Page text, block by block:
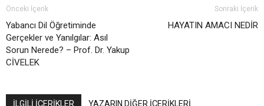
Önceki İçerik
Yabancı Dil Öğretiminde
Gerçekler ve ‎Yanılgılar: Asıl
Sorun Nerede?‎ – Prof. Dr. Yakup
CİVELEK
Sonraki İçerik
HAYATIN AMACI NEDİR
İLGİLİ İÇERİKLER YAZARIN DİĞER İÇERİKLERİ